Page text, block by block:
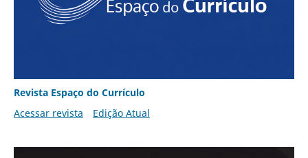
Revista Espaço do Currículo
Acessar revista
Edição Atual